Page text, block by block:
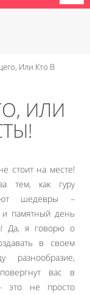
Или Кто В
ИЛИ
стоит на месте!
тем, как гуру
шедевры –
памятный день
Да, я говорю о
в своем
вас в
это не просто